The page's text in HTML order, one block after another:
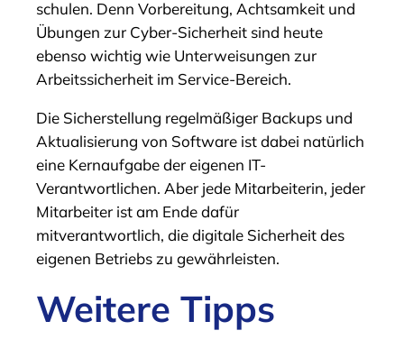
schulen. Denn Vorbereitung, Achtsamkeit und
Übungen zur Cyber-Sicherheit sind heute
ebenso wichtig wie Unterweisungen zur
Arbeitssicherheit im Service-Bereich.
Die Sicherstellung regelmäßiger Backups und
Aktualisierung von Software ist dabei natürlich
eine Kernaufgabe der eigenen IT-
Verantwortlichen. Aber jede Mitarbeiterin, jeder
Mitarbeiter ist am Ende dafür
mitverantwortlich, die digitale Sicherheit des
eigenen Betriebs zu gewährleisten.
Weitere Tipps